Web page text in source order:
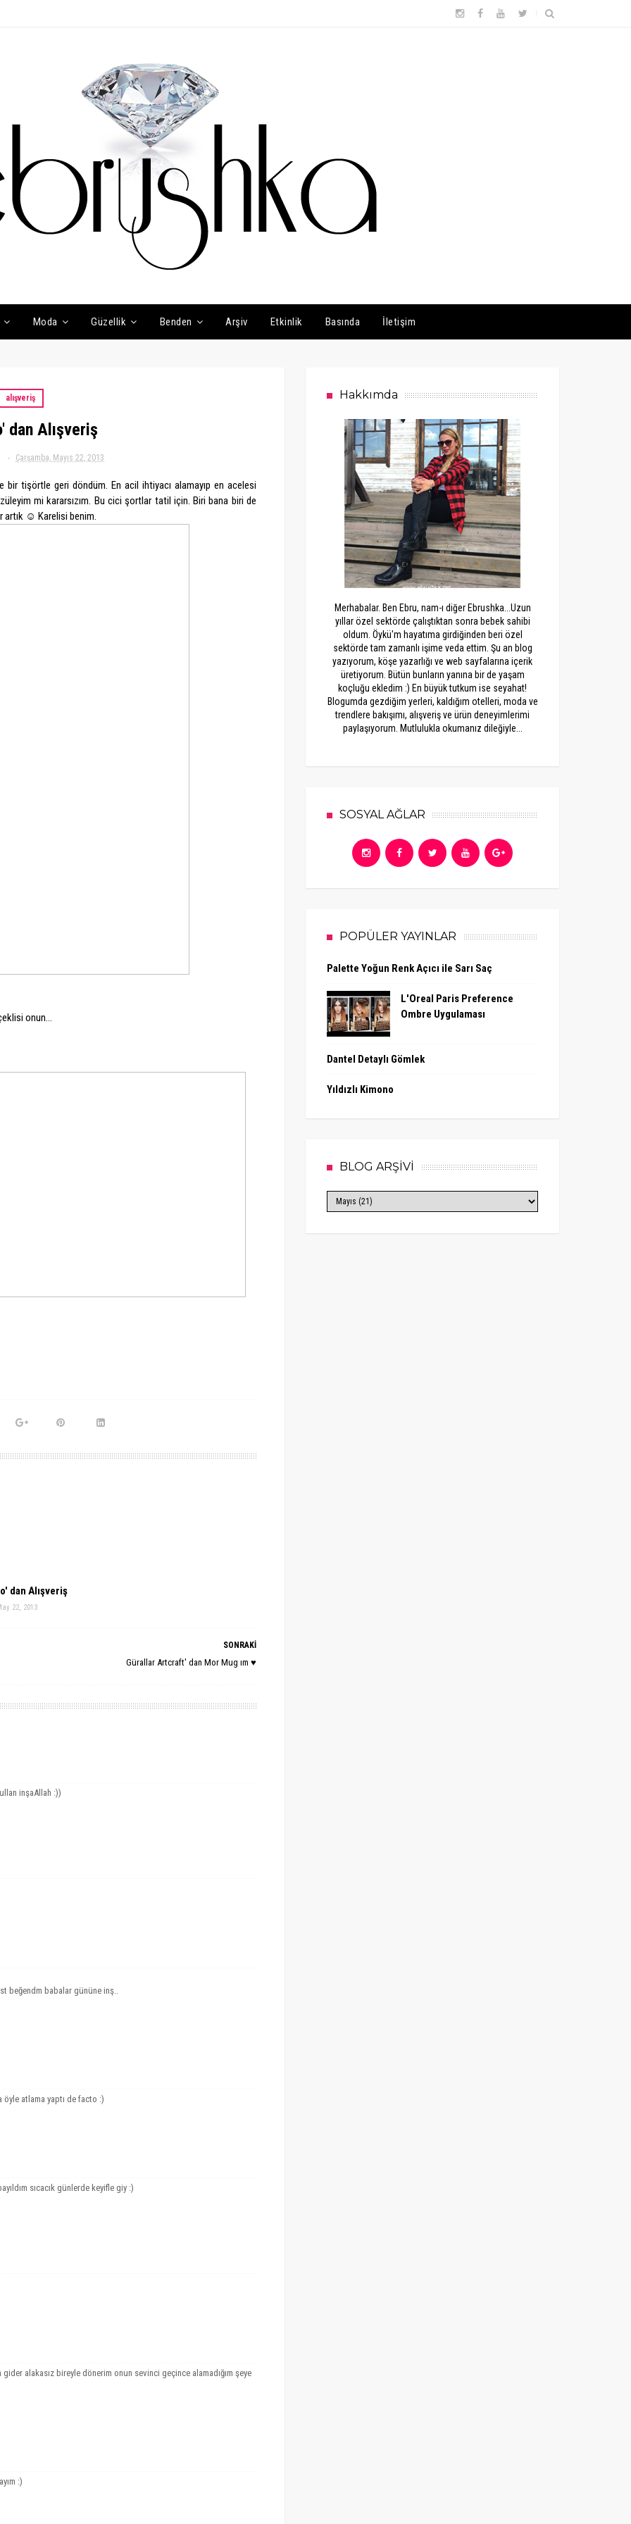
Moda Güzellik Benden Arşiv Etkinlik Basında İletişim
alışveriş
dan Alışveriş
Çarşamba, Mayıs 22, 2013
bir tişörtle geri döndüm. En acil ihtiyacı alamayıp en acelesi
mi kararsızım. Bu cici şortlar tatil için. Biri bana biri de
artık ☺ Karelisi benim.
onun...
dan Alışveriş
22, 2013
SONRAKİ
Gürallar Artcraft' dan Mor Mug ım ♥
inşaAllah :))
beğendm babalar gününe inş..
öyle atlama yaptı de facto :)
sıcacık günlerde keyifle giy :)
alakasız bireyle dönerim onun sevinci geçince alamadığım şeye
:)
Hakkımda
Merhabalar. Ben Ebru, nam-ı diğer Ebrushka...Uzun
yıllar özel sektörde çalıştıktan sonra bebek sahibi
oldum. Öykü'm hayatıma girdiğinden beri özel
sektörde tam zamanlı işime veda ettim. Şu an blog
yazıyorum, köşe yazarlığı ve web sayfalarına içerik
üretiyorum. Bütün bunların yanına bir de yaşam
koçluğu ekledim :) En büyük tutkum ise seyahat!
Blogumda gezdiğim yerleri, kaldığım otelleri, moda ve
trendlere bakışımı, alışveriş ve ürün deneyimlerimi
paylaşıyorum. Mutlulukla okumanız dileğiyle...
SOSYAL AĞLAR
POPÜLER YAYINLAR
Palette Yoğun Renk Açıcı ile Sarı Saç
L'Oreal Paris Preference
Ombre Uygulaması
Dantel Detaylı Gömlek
Yıldızlı Kimono
BLOG ARŞİVİ